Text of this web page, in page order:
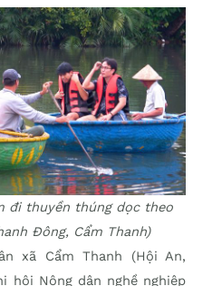
đi thuyền thúng dọc theo
Đông, Cẩm Thanh)
xã Cẩm Thanh (Hội An,
hội Nông dân nghề nghiệp